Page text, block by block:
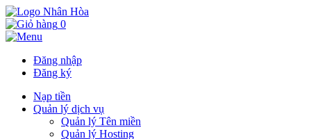
0
Đăng nhập
Đăng ký
Nạp tiền
Quản lý dịch vụ
Quản lý Tên miền
Quản lý Hosting